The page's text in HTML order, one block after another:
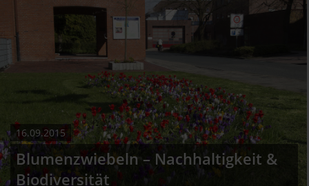
16.09.2015
Blumenzwiebeln – Nachhaltigkeit &
Biodiversität